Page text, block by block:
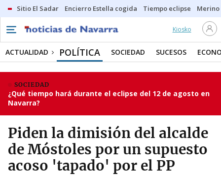
Sitio El Sadar Encierro Estella cogida Tiempo eclipse
Kiosko
ACTUALIDAD POLÍTICA SOCIEDAD SUCESOS
SOCIEDAD
¿Qué tiempo hará durante el eclipse del 12 de agosto en
Navarra?
Piden la dimisión del alcalde
de Móstoles por un supuesto
acoso 'tapado' por el PP